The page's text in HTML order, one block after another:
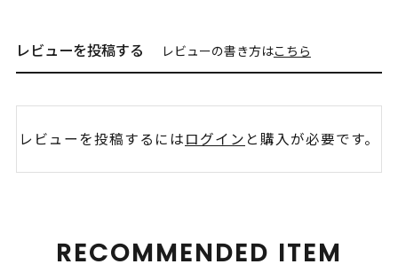
レビューを投稿する レビューの書き方はこちら
レビューを投稿するにはログイン と購入が必要です。
RECOMMENDED ITEM